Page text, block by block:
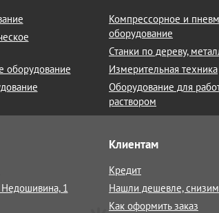
оборудование
Компрессорное и
оборудование
Станки по дереву,
Измерительная техника
Оборудование для
раствором
1
Клиентам
Кредит
Нашли дешевле,
Как оформить заказ